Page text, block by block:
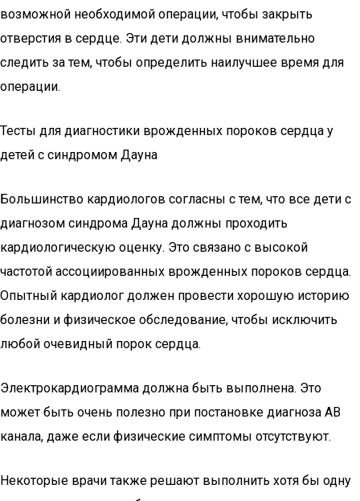
возможной необходимой операции, чтобы закрыть
отверстия в сердце. Эти дети должны внимательно
следить за тем, чтобы определить наилучшее время для
операции.
Тесты для диагностики врожденных пороков сердца у
детей с синдромом Дауна
Большинство кардиологов согласны с тем, что все дети с
диагнозом синдрома Дауна должны проходить
кардиологическую оценку. Это связано с высокой
частотой ассоциированных врожденных пороков сердца.
Опытный кардиолог должен провести хорошую историю
болезни и физическое обследование, чтобы исключить
любой очевидный порок сердца.
Электрокардиограмма должна быть выполнена. Это
может быть очень полезно при постановке диагноза АВ
канала, даже если физические симптомы отсутствуют.
Некоторые врачи также решают выполнить хотя бы одну